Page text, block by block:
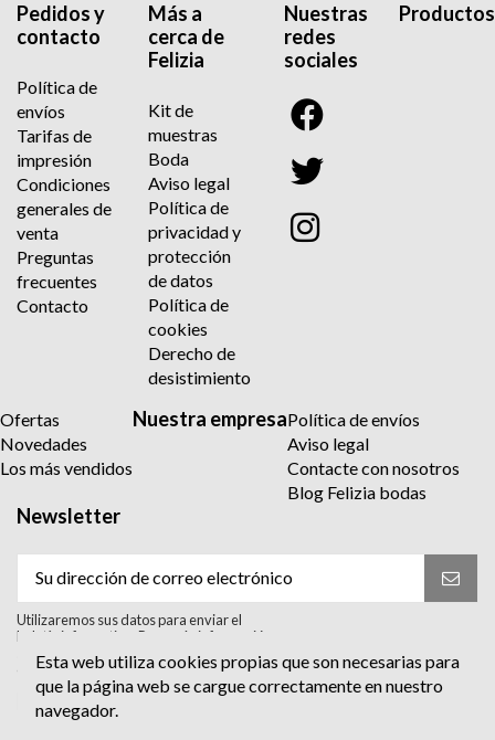
Pedidos y
contacto
Política de
envíos
Tarifas de
impresión
Condiciones
generales de
venta
Preguntas
frecuentes
Contacto
Más a
cerca de
Felizia
Kit de
muestras
Boda
Aviso legal
Política de
privacidad y
protección
de datos
Política de
cookies
Derecho de
desistimiento
Nuestras
redes
sociales
Productos
Ofertas
Novedades
Los más vendidos
Nuestra empresaPolítica de envíos
Aviso legal
Contacte con nosotros
Blog Felizia bodas
Newsletter
Utilizaremos sus datos para enviar el
boletín informativo. Para más información
sobre el tratamiento y sus derechos,
consulte la política de privacidad.
Acepto el tratamiento para enviar el
boletín informativo. He leído y Acepto
Esta web utiliza cookies propias que son necesarias para
que la página web se cargue correctamente en nuestro
navegador.